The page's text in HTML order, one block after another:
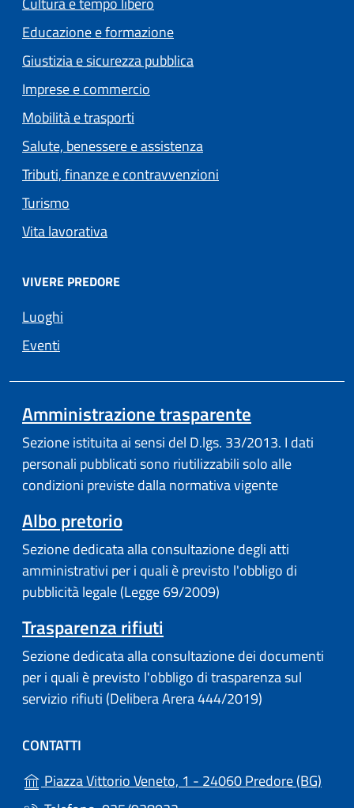
Educazione e formazione
Giustizia e sicurezza pubblica
Imprese e commercio
Mobilità e trasporti
Salute, benessere e assistenza
Tributi, finanze e contravvenzioni
Turismo
Vita lavorativa
VIVERE PREDORE
Luoghi
Eventi
Amministrazione trasparente
Sezione istituita ai sensi del D.lgs. 33/2013. I dati
personali pubblicati sono riutilizzabili solo alle
condizioni previste dalla normativa vigente
Albo pretorio(apre in un'altra scheda).
Sezione dedicata alla consultazione degli atti
amministrativi per i quali è previsto l'obbligo di
pubblicità legale (Legge 69/2009)
Trasparenza rifiuti
Sezione dedicata alla consultazione dei documenti
per i quali è previsto l'obbligo di trasparenza sul
servizio rifiuti (Delibera Arera 444/2019)
CONTATTI
Piazza Vittorio Veneto, 1 - 24060 Predore (BG)